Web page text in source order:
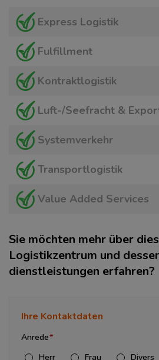
Express Logistik
Fulfillment
Kontraktlogistik
Luft-/Seefracht &
Systemverkehr
Transportlogistik
Value Added Services
Sie möchten mehr über
Logistikzentrum und
dienstleistungen erfahren?
Ihre Kontaktdaten
Anrede
Herr
Frau Divers